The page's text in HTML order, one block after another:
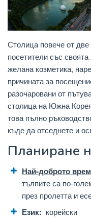
Столица повече от
посетители със
желана козметика,
причината за
разочаровани от
столица на Южна
това пълно
къде да отседнете и
Планиране
Най-доброто
тълпите са по-
през пролетта и
Език: корейски